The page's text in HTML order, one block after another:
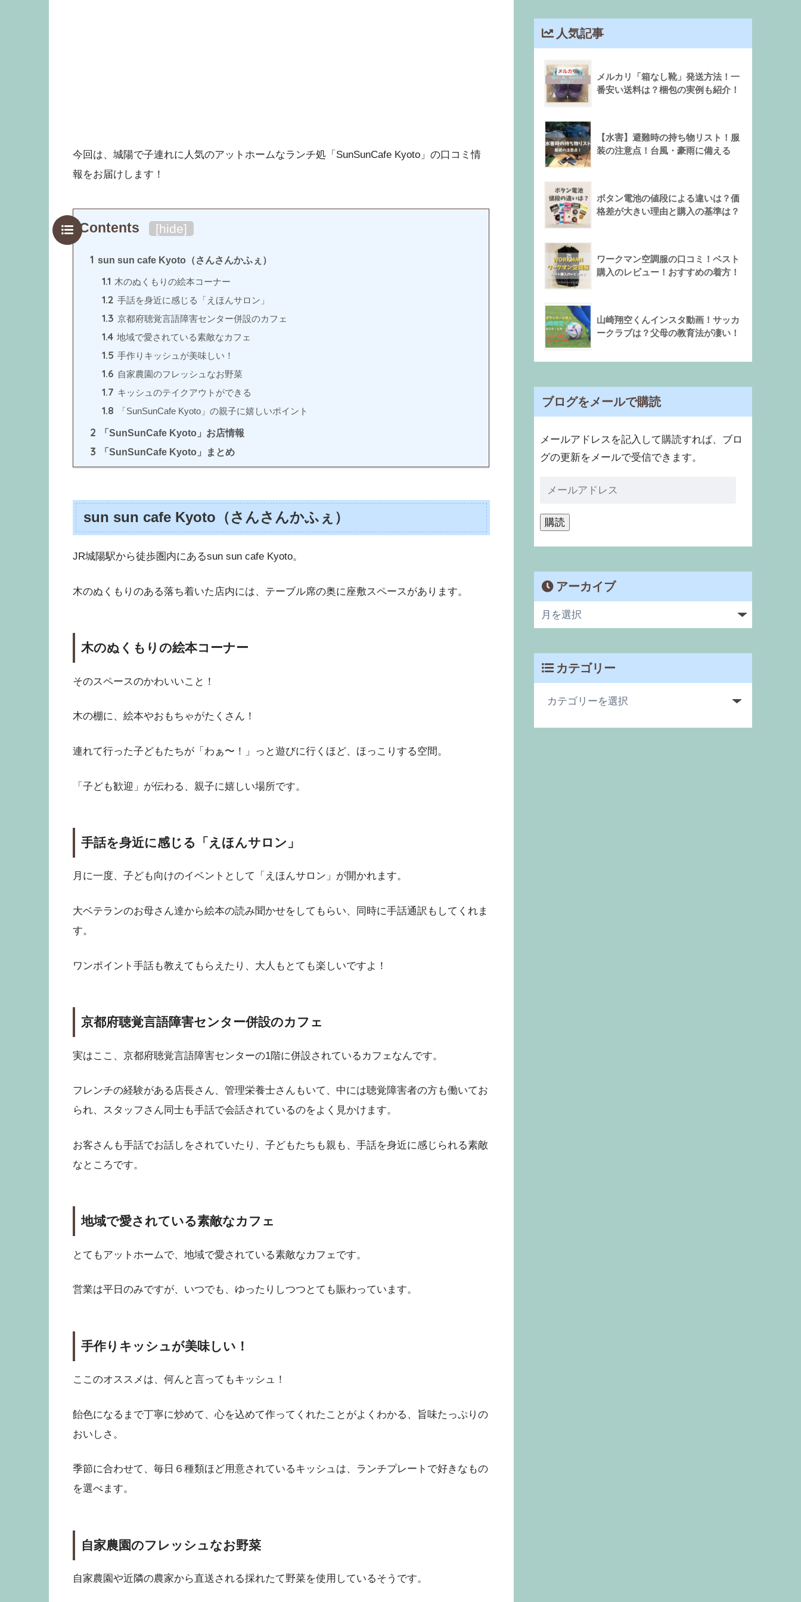
今回は、城陽で子連れに人気のアットホームなランチ処「SunSunCafe Kyoto」の口コミ情
報をお届けします！
Contents [hide]
1 sun sun cafe Kyoto（さんさんかふぇ）
1.1 木のぬくもりの絵本コーナー
1.2 手話を身近に感じる「えほんサロン」
1.3 京都府聴覚言語障害センター併設のカフェ
1.4 地域で愛されている素敵なカフェ
1.5 手作りキッシュが美味しい！
1.6 自家農園のフレッシュなお野菜
1.7 キッシュのテイクアウトができる
1.8 「SunSunCafe Kyoto」の親子に嬉しいポイント
2 「SunSunCafe Kyoto」お店情報
3 「SunSunCafe Kyoto」まとめ
sun sun cafe Kyoto （さんさんかふぇ）
JR城陽駅から徒歩圏内にあるsun sun cafe Kyoto。
木のぬくもりのある落ち着いた店内には、テーブル席の奥に座敷スペースがあります。
木のぬくもりの絵本コーナー
そのスペースのかわいいこと！
木の棚に、絵本やおもちゃがたくさん！
連れて行った子どもたちが「わぁ〜！」っと遊びに行くほど、ほっこりする空間。
「子ども歓迎」が伝わる、親子に嬉しい場所です。
手話を身近に感じる「えほんサロン」
月に一度、子ども向けのイベントとして「えほんサロン」が開かれます。
大ベテランのお母さん達から絵本の読み聞かせをしてもらい、同時に手話通訳もしてくれま
す。
ワンポイント手話も教えてもらえたり、大人もとても楽しいですよ！
京都府聴覚言語障害センター併設のカフェ
実はここ、京都府聴覚言語障害センターの1階に併設されているカフェなんです。
フレンチの経験がある店長さん、管理栄養士さんもいて、中には聴覚障害者の方も働いてお
られ、スタッフさん同士も手話で会話されているのをよく見かけます。
お客さんも手話でお話しをされていたり、子どもたちも親も、手話を身近に感じられる素敵
なところです。
地域で愛されている素敵なカフェ
とてもアットホームで、地域で愛されている素敵なカフェです。
営業は平日のみですが、いつでも、ゆったりしつつとても賑わっています。
手作りキッシュが美味しい！
ここのオススメは、何んと言ってもキッシュ！
飴色になるまで丁寧に炒めて、心を込めて作ってくれたことがよくわかる、旨味たっぷりの
おいしさ。
季節に合わせて、毎日６種類ほど用意されているキッシュは、ランチプレートで好きなもの
を選べます。
自家農園のフレッシュなお野菜
自家農園や近隣の農家から直送される採れたて野菜を使用しているそうです。
人気記事
メルカリ「箱なし靴」発送方法！一
番安い送料は？梱包の実例も紹介！
【水害】避難時の持ち物リスト！服
装の注意点！台風・豪雨に備える
ボタン電池の値段による違いは？価
格差が大きい理由と購入の基準は？
ワークマン空調服の口コミ！ベスト
購入のレビュー！おすすめの着方！
山崎翔空くんインスタ動画！サッカ
ークラブは？父母の教育法が凄い！
ブログをメールで購読
メールアドレスを記入して購読すれば、ブロ
グの更新をメールで受信できます。
購読
アーカイブ
カテゴリー